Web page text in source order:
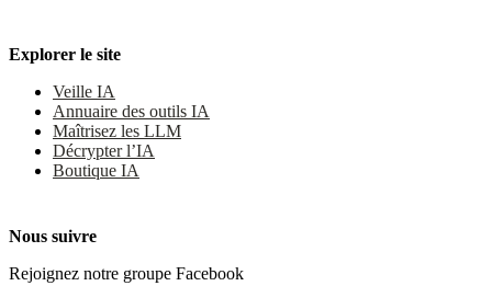
Explorer le site
Veille IA
Annuaire des outils IA
Maîtrisez les LLM
Décrypter l’IA
Boutique IA
Nous suivre
Rejoignez notre groupe Facebook